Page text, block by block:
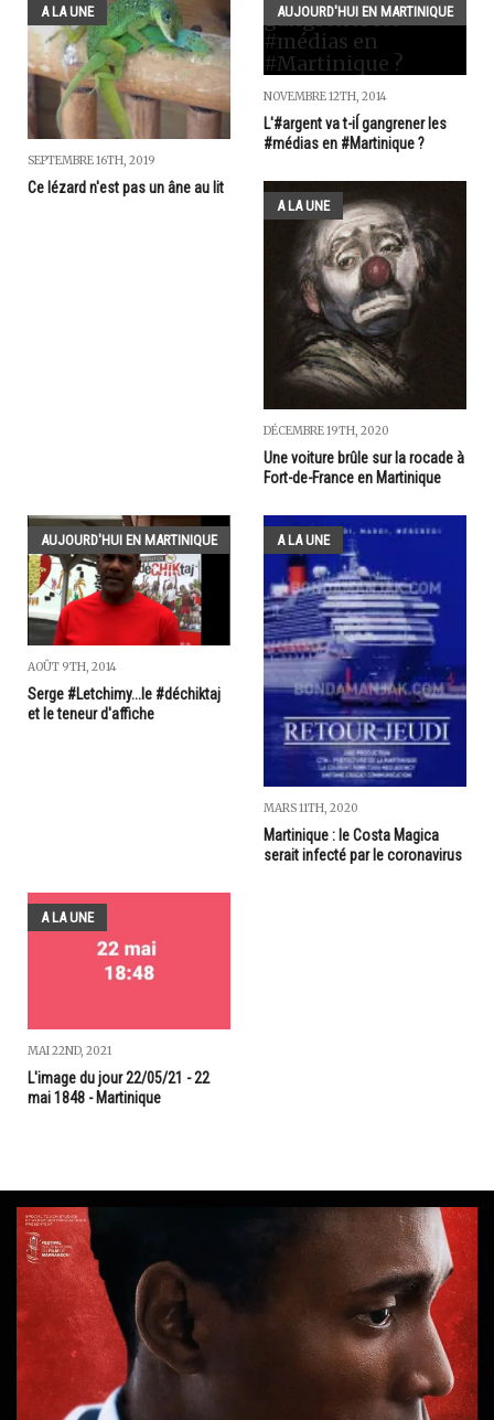
A LA UNE
SEPTEMBRE 16TH, 2019
Ce lézard n'est pas un âne au lit
AUJOURD'HUI EN MARTINIQUE
NOVEMBRE 12TH, 2014
L'#argent va t-iĺ gangrener les
#médias en #Martinique ?
A LA UNE
DÉCEMBRE 19TH, 2020
Une voiture brûle sur la rocade à
Fort-de-France en Martinique
AUJOURD'HUI EN MARTINIQUE
AOÛT 9TH, 2014
Serge #Letchimy...le #déchiktaj
et le teneur d'affiche
A LA UNE
MARS 11TH, 2020
Martinique : le Costa Magica
serait infecté par le coronavirus
A LA UNE
MAI 22ND, 2021
L'image du jour 22/05/21 - 22
mai 1848 - Martinique